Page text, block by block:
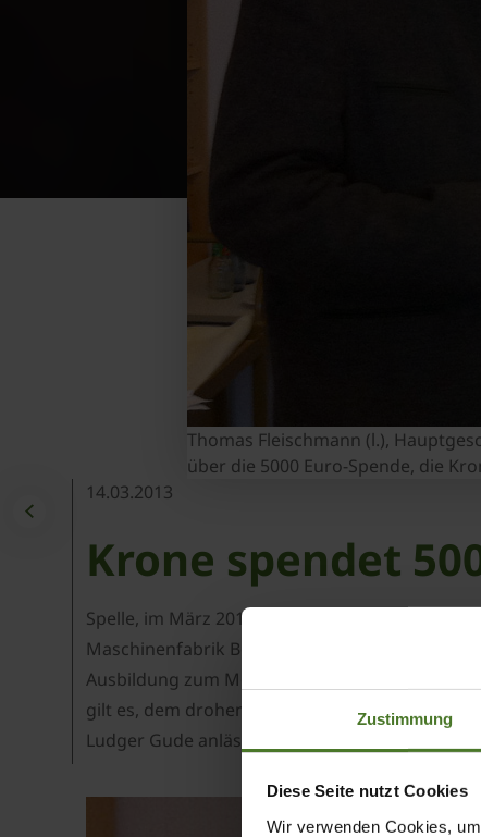
Zustimmung
Diese Seite nutzt Cookies
Wir verwenden Cookies,
Thomas Fleischmann (l.),
über die 5000 Euro-Spende, die
14.03.2013
Krone spendet
Spelle, im März 2013 – Einen Scheck in Höhe
Maschinenfabrik Bernard Krone an den
Ausbildung zum Mechaniker/in für Land- und
gilt es, dem drohenden Fachkräftemangel
Ludger Gude anlässlich der Scheckübergabe.